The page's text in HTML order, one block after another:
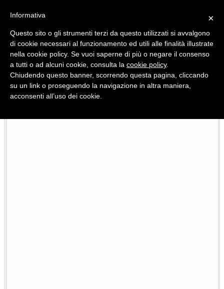
Quotidiano d'informazione distribuito in Molise con
×
Informativa
Questo sito o gli strumenti terzi da questo utilizzati si avvalgono
di cookie necessari al funzionamento ed utili alle finalità illustrate
nella cookie policy. Se vuoi saperne di più o negare il consenso
a tutti o ad alcuni cookie, consulta la cookie policy.
Chiudendo questo banner, scorrendo questa pagina, cliccando
su un link o proseguendo la navigazione in altra maniera,
acconsenti all’uso dei cookie.